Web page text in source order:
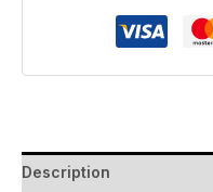
Description